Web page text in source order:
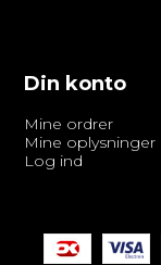
Din konto
Mine ordrer
Mine oplysninger
Log ind